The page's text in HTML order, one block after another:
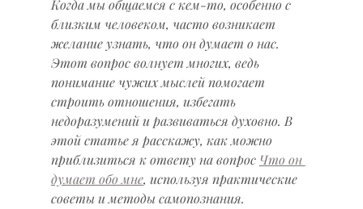
Когда мы общаемся с кем-то, особенно с
близким человеком, часто возникает
желание узнать, что он думает о нас.
Этот вопрос волнует многих, ведь
понимание чужих мыслей помогает
строить отношения, избегать
недоразумений и развиваться духовно. В
этой статье я расскажу, как можно
приблизиться к ответу на вопрос Что он
думает обо мне, используя практические
советы и методы самопознания.